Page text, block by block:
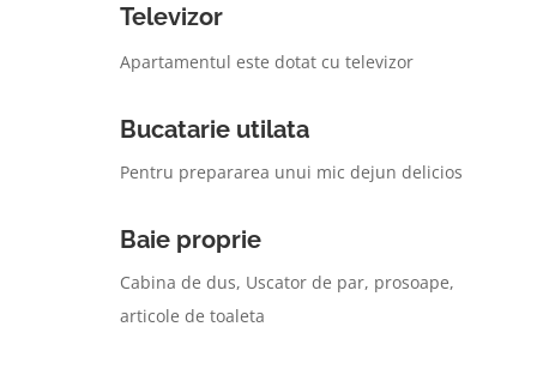
Televizor
Apartamentul este dotat cu televizor
Bucatarie utilata
Pentru prepararea unui mic dejun delicios
Baie proprie
Cabina de dus, Uscator de par, prosoape,
articole de toaleta